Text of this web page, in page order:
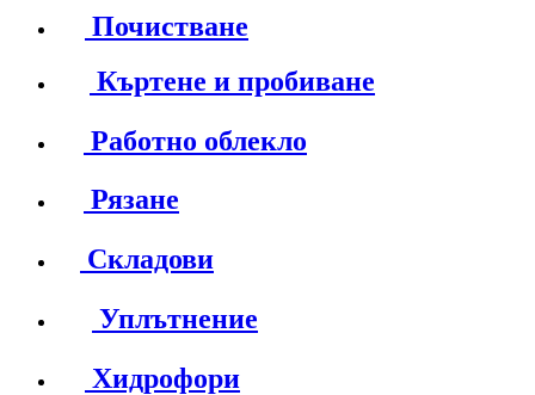
Почистване
Къртене и пробиване
Работно облекло
Рязане
Складови
Уплътнение
Хидрофори